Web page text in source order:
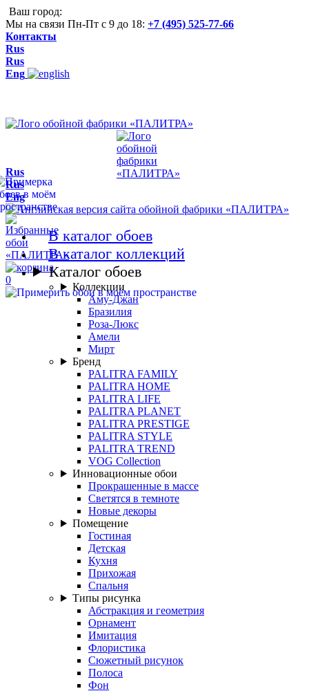
Ваш город:
Мы на связи Пн-Пт с 9 до 18: +7 (495) 525-77-66
Контакты
Rus
Rus
Eng
0
Rus
Rus
Eng
В каталог обоев
В каталог коллекций
Каталог обоев
Коллекции
Аму-Джан
Бразилия
Роза-Люкс
Амели
Мирт
Бренд
PALITRA FAMILY
PALITRA HOME
PALITRA LIFE
PALITRA PLANET
PALITRA PRESTIGE
PALITRA STYLE
PALITRA TREND
VOG Collection
Инновационные обои
Прокрашенные в массе
Светятся в темноте
Новые декоры
Помещение
Гостиная
Детская
Кухня
Прихожая
Спальня
Типы рисунка
Абстракция и геометрия
Орнамент
Имитация
Флористика
Сюжетный рисунок
Полоса
Фон